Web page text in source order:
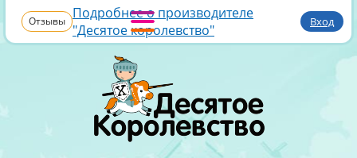
Отзывы Подробнее о производителе
"Десятое королевство"
Вход